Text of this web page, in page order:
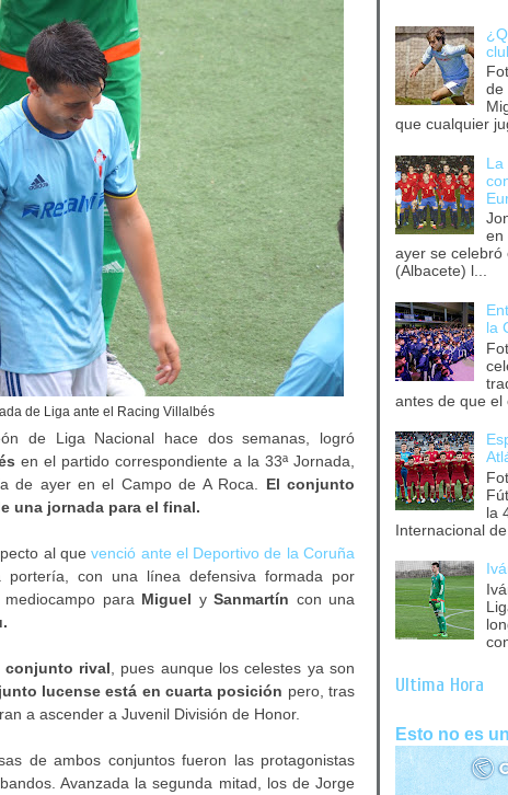
de Liga ante el Racing Villalbés
de Liga Nacional hace dos semanas, logró
en el partido correspondiente a la 33ª Jornada,
de ayer en el Campo de A Roca. El conjunto
una jornada para el final.
al quevenció ante el Deportivo de la Coruña
portería, con una línea defensiva formada por
para Miguel y Sanmartín con una
conjunto rival , pues aunque los celestes ya son
lucense está en cuarta posición pero, tras
a ascender a Juvenil División de Honor.
de ambos conjuntos fueron las protagonistas
Avanzada la segunda mitad, los de Jorge
de
que cualquier
La
en
ayer se celebró
(Albacete) l...
la
antes de que el
la
Internacional
Última Hora
Esto no es